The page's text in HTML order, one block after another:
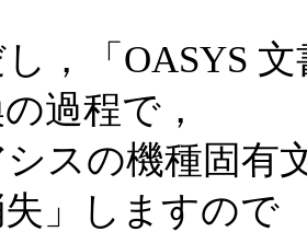
，「OASYS
過程で，
スの機種固有
失」しますので